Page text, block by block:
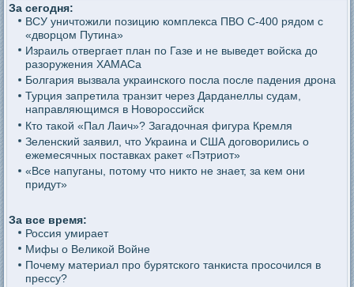
За сегодня:
ВСУ уничтожили позицию комплекса ПВО С-400 рядом с
«дворцом Путина»
Израиль отвергает план по Газе и не выведет войска до
разоружения ХАМАСа
Болгария вызвала украинского посла после падения дрона
Турция запретила транзит через Дарданеллы судам,
направляющимся в Новороссийск
Кто такой «Пал Лаич»? Загадочная фигура Кремля
Зеленский заявил, что Украина и США договорились о
ежемесячных поставках ракет «Пэтриот»
«Все напуганы, потому что никто не знает, за кем они
придут»
За все время:
Россия умирает
Мифы о Великой Войне
Почему материал про бурятского танкиста просочился в
прессу?